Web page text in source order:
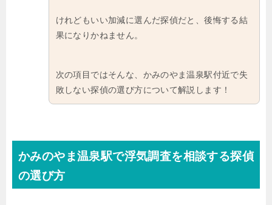
けれどもいい加減に選んだ探偵だと、後悔する結
果になりかねません。
次の項目ではそんな、かみのやま温泉駅付近で失
敗しない探偵の選び方について解説します！
かみのやま温泉駅で浮気調査を相談する探偵
の選び方